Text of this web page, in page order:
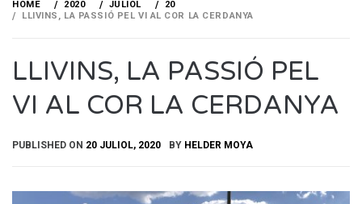
content
HOME 2020 JULIOL
20
LLIVINS, LA PASSIÓ PEL VI AL COR LA CERDANYA
LLIVINS, LA PASSIÓ PEL
VI AL COR LA CERDANYA
PUBLISHED ON 20 JULIOL, 2020 BY HELDER MOYA